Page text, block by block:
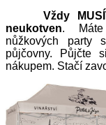
Vždy
neukotven. Máte
nůžkových party
půjčovny. Půjčte
nákupem. Stačí